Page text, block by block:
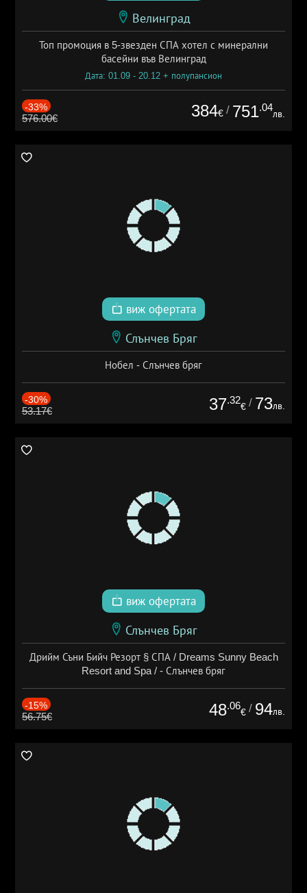
Велинград
Топ промоция в 5-звезден СПА хотел с минерални
басейни във Велинград
Дата: 01.09 - 20.12 + полупансион
-33%
576.00€ 384€ / 751.04
лв.
виж офертата
Слънчев Бряг
Нобел - Слънчев бряг
-30%
53.17€ 37.32
€ / 73лв.
виж офертата
Слънчев Бряг
Дрийм Съни Бийч Резорт § СПА / Dreams Sunny Beach
Resort and Spa / - Слънчев бряг
-15%
56.75€ 48.06
€ / 94лв.